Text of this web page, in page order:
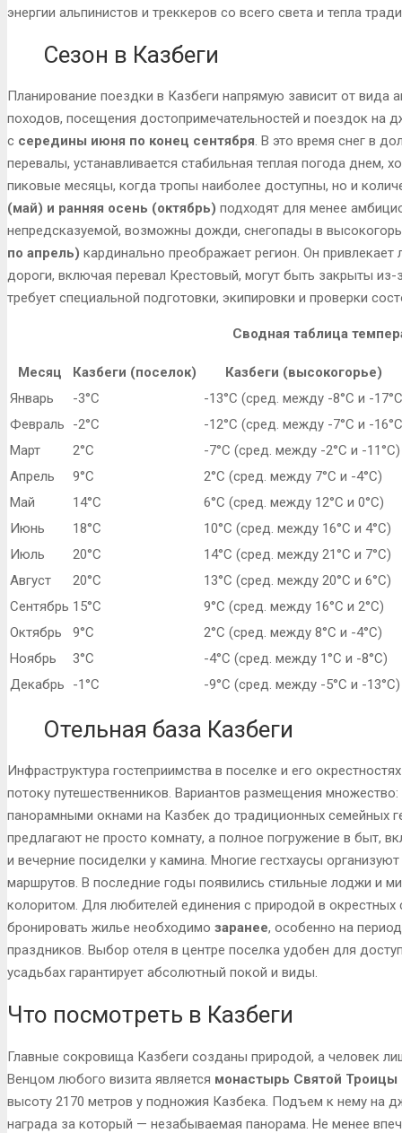
энергии альпинистов и треккеров со всего света и тепла
Сезон в Казбеги
Планирование поездки в Казбеги напрямую зависит от
походов, посещения достопримечательностей и поездок на
с середины июня по конец сентября. В это время снег в
перевалы, устанавливается стабильная теплая погода днем,
пиковые месяцы, когда тропы наиболее доступны, но и
(май) и ранняя осень (октябрь) подходят для менее
непредсказуемой, возможны дожди, снегопады в
по апрель) кардинально преображает регион. Он
дороги, включая перевал Крестовый, могут быть закрыты из-
требует специальной подготовки, экипировки и проверки
Сводная таблица
Месяц Казбеги (поселок)
Казбеги (высокогорье)
Январь
-3°C
-13°C (сред. между -8°C и -
Февраль
-2°C
-12°C (сред. между -7°C и -
Март
2°C
-7°C (сред. между -2°C и -11°C)
Апрель
9°C
2°C (сред. между 7°C и -4°C)
Май
14°C
6°C (сред. между 12°C и 0°C)
Июнь
18°C
10°C (сред. между 16°C и 4°C)
Июль
20°C
14°C (сред. между 21°C и 7°C)
Август
20°C
13°C (сред. между 20°C и 6°C)
Сентябрь 15°C
9°C (сред. между 16°C и 2°C)
Октябрь
9°C
2°C (сред. между 8°C и -4°C)
Ноябрь
3°C
-4°C (сред. между 1°C и -8°C)
Декабрь
-1°C -9°C (сред. между -5°C и -13°C)
Отельная база Казбеги
Инфраструктура гостеприимства в поселке и его
потоку путешественников. Вариантов размещения
панорамными окнами на Казбек до традиционных семейных
предлагают не просто комнату, а полное погружение в быт,
и вечерние посиделки у камина. Многие гестхаусы
маршрутов. В последние годы появились стильные лоджи и
колоритом. Для любителей единения с природой в
бронировать жилье необходимо заранее, особенно на
праздников. Выбор отеля в центре поселка удобен для
усадьбах гарантирует абсолютный покой и виды.
Что посмотреть в Казбеги
Главные сокровища Казбеги созданы природой, а человек
Венцом любого визита является монастырь Святой
высоту 2170 метров у подножия Казбека. Подъем к нему на
награда за который — незабываемая панорама. Не менее